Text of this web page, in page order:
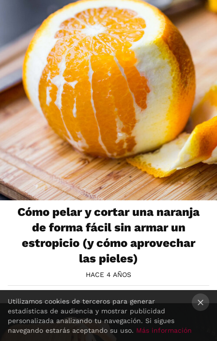
Cómo pelar y cortar una naranja
de forma fácil sin armar un
estropicio (y cómo aprovechar
las pieles)
HACE 4 AÑOS
Utilizamos cookies de terceros para generar
estadísticas de audiencia y mostrar publicidad
personalizada analizando tu navegación. Si sigues
navegando estarás aceptando su uso. Más información